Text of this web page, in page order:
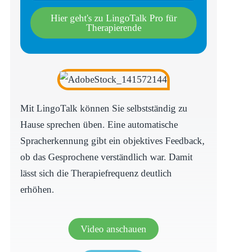
Hier geht's zu LingoTalk Pro für
Therapierende
Mit LingoTalk können Sie selbstständig zu
Hause sprechen üben. Eine automatische
Spracherkennung gibt ein objektives Feedback,
ob das Gesprochene verständlich war. Damit
lässt sich die Therapiefrequenz deutlich
erhöhen.
Video anschauen